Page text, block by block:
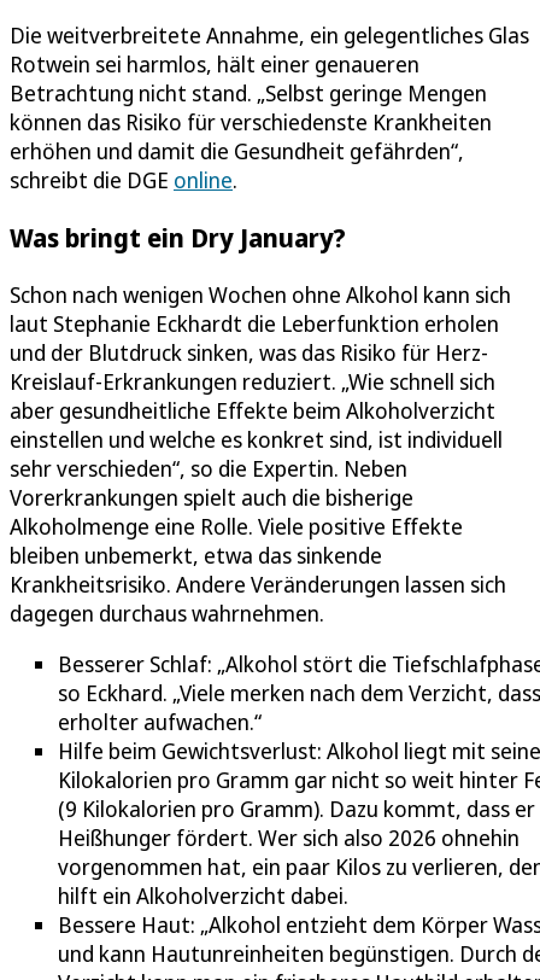
Die weitverbreitete Annahme, ein gelegentliches Glas
Rotwein sei harmlos, hält einer genaueren
Betrachtung nicht stand. „Selbst geringe Mengen
können das Risiko für verschiedenste Krankheiten
erhöhen und damit die Gesundheit gefährden“,
schreibt die DGE online.
Was bringt ein Dry January?
Schon nach wenigen Wochen ohne Alkohol kann sich
laut Stephanie Eckhardt die Leberfunktion erholen
und der Blutdruck sinken, was das Risiko für Herz-
Kreislauf-Erkrankungen reduziert. „Wie schnell sich
aber gesundheitliche Effekte beim Alkoholverzicht
einstellen und welche es konkret sind, ist individuell
sehr verschieden“, so die Expertin. Neben
Vorerkrankungen spielt auch die bisherige
Alkoholmenge eine Rolle. Viele positive Effekte
bleiben unbemerkt, etwa das sinkende
Krankheitsrisiko. Andere Veränderungen lassen sich
dagegen durchaus wahrnehmen.
Besserer Schlaf: „Alkohol stört die
so Eckhard. „Viele merken nach dem Verzicht,
erholter aufwachen.“
Hilfe beim Gewichtsverlust: Alkohol liegt mit
Kilokalorien pro Gramm gar nicht so weit hinter
(9 Kilokalorien pro Gramm). Dazu kommt, dass er
Heißhunger fördert. Wer sich also 2026 ohnehin
vorgenommen hat, ein paar Kilos zu verlieren,
hilft ein Alkoholverzicht dabei.
Bessere Haut: „Alkohol entzieht dem Körper
und kann Hautunreinheiten begünstigen. Durch